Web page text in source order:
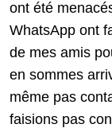
ont été
WhatsApp ont
de mes amis
en sommes
même pas
faisions pas